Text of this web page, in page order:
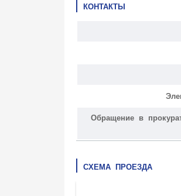
КОНТАКТЫ
Обращение в
СХЕМА ПРОЕЗДА